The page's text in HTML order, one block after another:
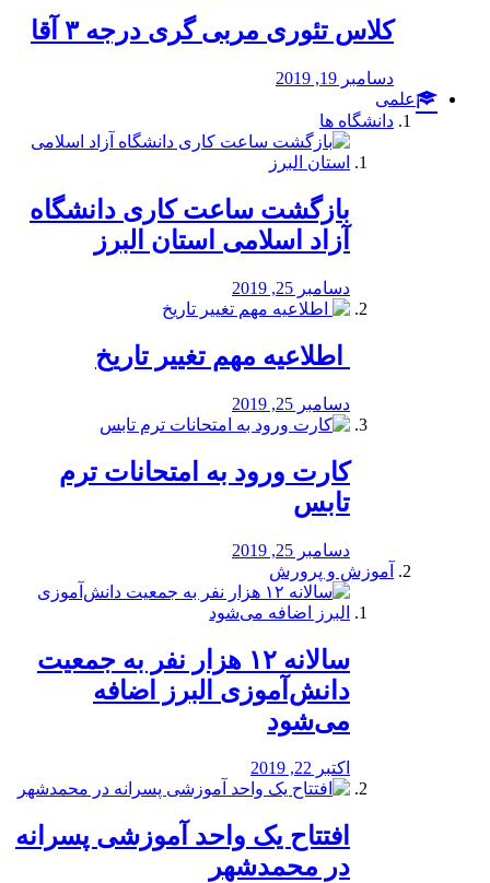
کلاس تئوری مربی گری درجه ۳ آقا
دسامبر 19, 2019
علمی
دانشگاه ها
بازگشت ساعت کاری دانشگاه
آزاد اسلامی استان البرز
دسامبر 25, 2019
️ اطلاعیه مهم تغییر تاریخ
دسامبر 25, 2019
کارت ورود به امتحانات ترم
تابس
دسامبر 25, 2019
آموزش و پرورش
️سالانه ۱۲ هزار نفر به جمعیت
دانش‌آموزی البرز اضافه
می‌شود
اکتبر 22, 2019
افتتاح یک واحد آموزشی پسرانه
در محمدشهر